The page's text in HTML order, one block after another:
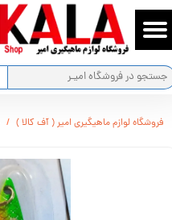
حساب کاربری من
تغییر گذر واژه
فروشگاه لوازم ماهیگیری امیر ( آف کالا )